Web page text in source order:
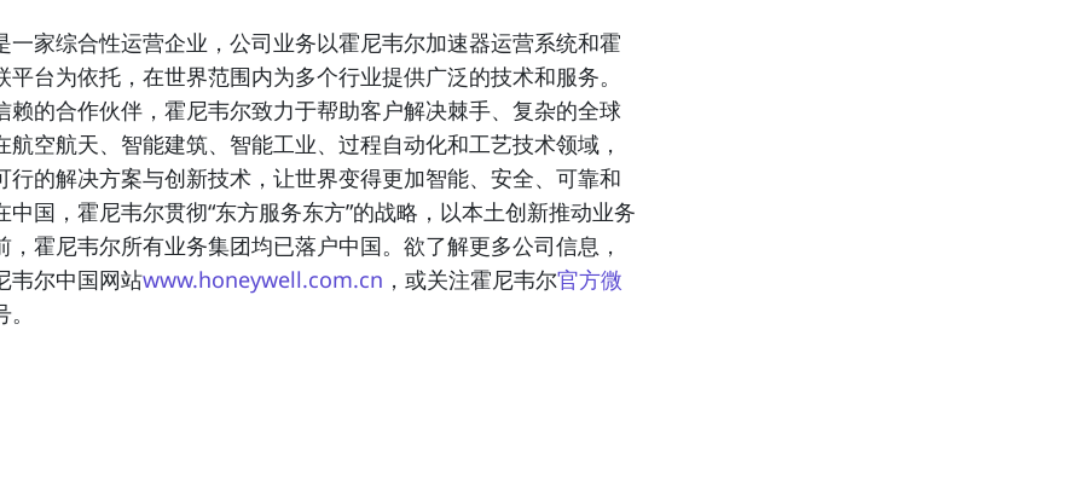
一家综合性运营企业，公司业务以霍尼韦尔加速器运营系统和霍
平台为依托，在世界范围内为多个行业提供广泛的技术和服务。
赖的合作伙伴，霍尼韦尔致力于帮助客户解决棘手、复杂的全球
航空航天、智能建筑、智能工业、过程自动化和工艺技术领域，
行的解决方案与创新技术，让世界变得更加智能、安全、可靠和
中国，霍尼韦尔贯彻“东方服务东方”的战略，以本土创新推动业务
，霍尼韦尔所有业务集团均已落户中国。欲了解更多公司信息，
韦尔中国网站www.honeywell.com.cn ，或关注霍尼韦尔官方微